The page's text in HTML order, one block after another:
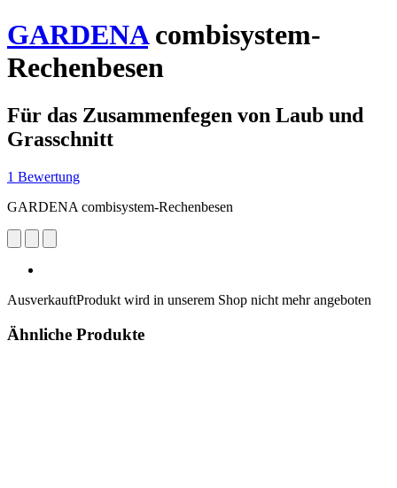
GARDENAcombisystem-
Rechenbesen
Für das Zusammenfegen von Laub und
Grasschnitt
1 Bewertung
GARDENA combisystem-Rechenbesen
AusverkauftProdukt wird in unserem Shop nicht mehr angeboten
Ähnliche Produkte